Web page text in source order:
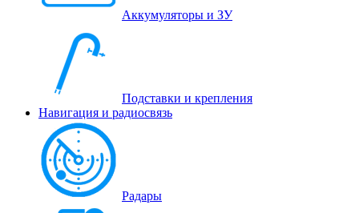
Аккумуляторы и ЗУ
Подставки и крепления
Навигация и радиосвязь
Радары